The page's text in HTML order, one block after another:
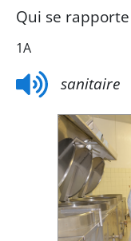
Qui se rapporte
1A
sanitaire